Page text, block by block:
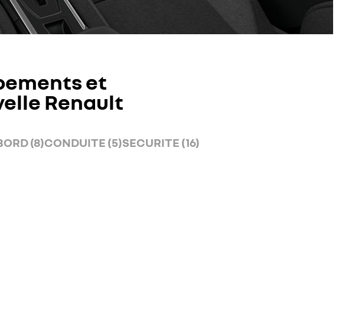
et
Renault
(8)CONDUITE (5)SECURITE (16)